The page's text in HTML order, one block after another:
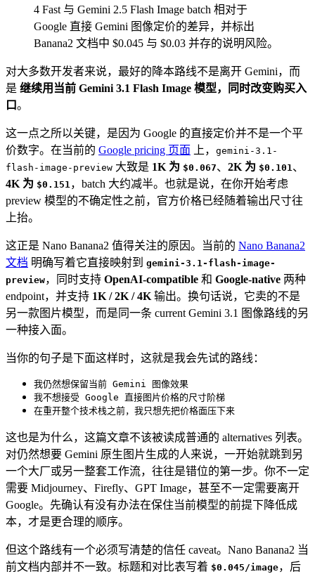
4 Fast 与 Gemini 2.5 Flash Image batch 相对于
Google 直接 Gemini 图像定价的差异，并标出
Banana2 文档中 $0.045 与 $0.03 并存的说明风险。
对大多数开发者来说，最好的降本路线不是离开 Gemini，而
是 继续用当前 Gemini 3.1 Flash Image 模型，同时改变购买入
口。
这一点之所以关键，是因为 Google 的直接定价并不是一个平
价数字。在当前的 Google pricing 页面 上， gemini-3.1-
flash-image-preview 大致是 1K 为 $0.067、 2K 为 $0.101、
4K 为 $0.151，batch 大约减半。也就是说，在你开始考虑
preview 模型的不确定性之前，官方价格已经随着输出尺寸往
上抬。
这正是 Nano Banana2 值得关注的原因。当前的 Nano Banana2
文档 明确写着它直接映射到 gemini-3.1-flash-image-
preview，同时支持 OpenAI-compatible 和 Google-native 两种
endpoint，并支持 1K / 2K / 4K输出。换句话说，它卖的不是
另一款图片模型，而是同一条 current Gemini 3.1 图像路线的另
一种接入面。
当你的句子是下面这样时，这就是我会先试的路线：
我仍然想保留当前 Gemini 图像效果
我不想接受 Google 直接图片价格的尺寸阶梯
在重开整个技术栈之前，我只想先把价格面压下来
这也是为什么，这篇文章不该被读成普通的 alternatives 列表。
对仍然想要 Gemini 原生图片生成的人来说，一开始就跳到另
一个大厂或另一整套工作流，往往是错位的第一步。你不一定
需要 Midjourney、Firefly、GPT Image，甚至不一定需要离开
Google。先确认有没有办法在保住当前模型的前提下降低成
本，才是更合理的顺序。
但这个路线有一个必须写清楚的信任 caveat。Nano Banana2 当
前文档内部并不一致。标题和对比表写着 $0.045/image，后